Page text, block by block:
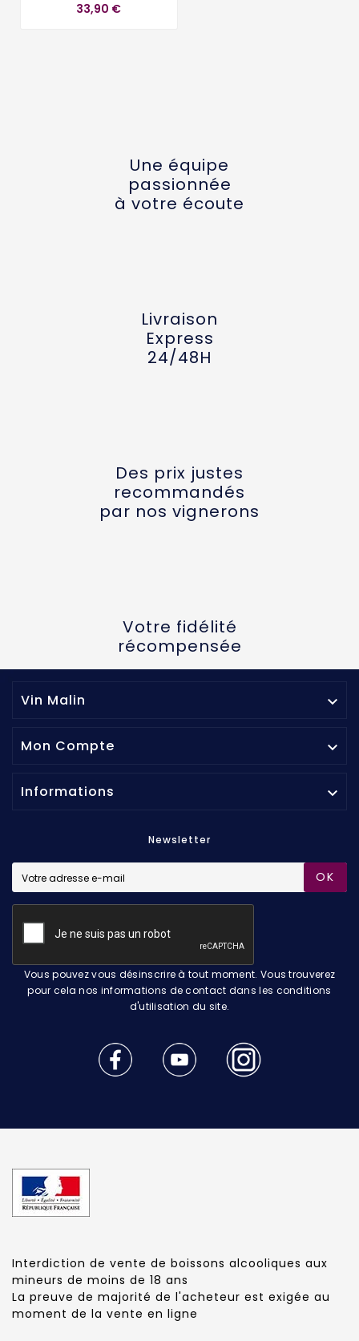
33,90 €
Une équipe
passionnée
à votre écoute
Livraison
Express
24/48H
Des prix justes
recommandés
par nos vignerons
Votre fidélité
récompensée
Vin Malin 
Mon Compte 
Informations 
Newsletter
OK
Vous pouvez vous désinscrire à tout moment. Vous trouverez
pour cela nos informations de contact dans les conditions
d'utilisation du site.
Interdiction de vente de boissons alcooliques aux
mineurs de moins de 18 ans
La preuve de majorité de l'acheteur est exigée au
moment de la vente en ligne